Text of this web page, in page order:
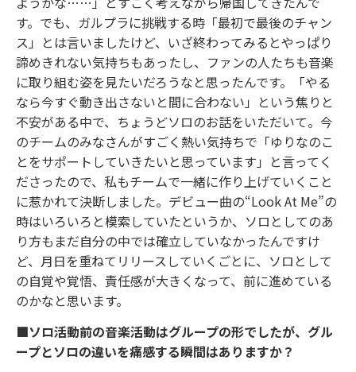
す。でも、ガルプラに挑戦する時「最初で最後のチャン
ス」とは言いましたけど、いざ終わってみるとやっぱり
諦めきれない気持ちもあったし、ファンの人たちも音楽
に取り組む姿を見たいだろうなと思ったんです。「やる
なら今すぐ動き出さないと間に合わない」という焦りと
不安がある中で、ちょうどソロのお話をいただいて。今
のチームのみなさんがすごく熱い気持ちで「ゆりなのこ
とをサポートしていきたいと思っています」と言ってく
ださったので、私もチームで一緒に作り上げていくこと
に惹かれて決断しました。デビュー曲の“Look At Me”の
時はいろいろと模索していたというか、ソロとしてのあ
り方もまだ自分の中では確立していなかったんですけ
ど、月日を重ねてリリースしていくごとに、ソロとして
の自覚や覚悟、責任感が大きくなって、前に進めている
のかなと思います。
■ソロ活動前の音楽活動はグループの形でしたが、グル
ープとソロの違いを痛感する瞬間はありますか？